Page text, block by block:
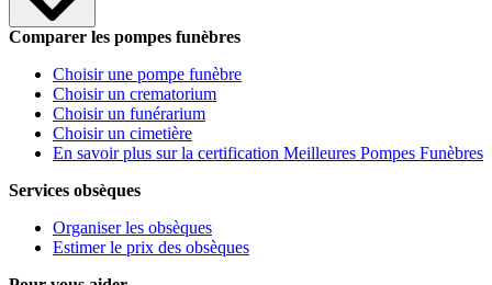
Comparer les pompes funèbres
Choisir une pompe funèbre
Choisir un crematorium
Choisir un funérarium
Choisir un cimetière
En savoir plus sur la certification Meilleures Pompes Funèbres
Services obsèques
Organiser les obsèques
Estimer le prix des obsèques